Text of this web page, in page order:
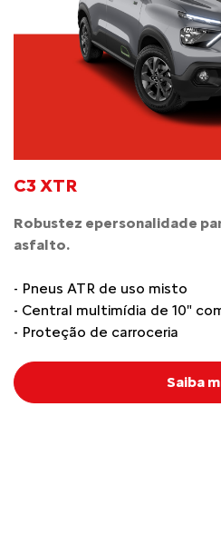
C3 XTR
Robustez epersonalidade
asfalto.
- Pneus ATR de uso misto
- Central multimídia de 10"
- Proteção de carroceria
Saiba